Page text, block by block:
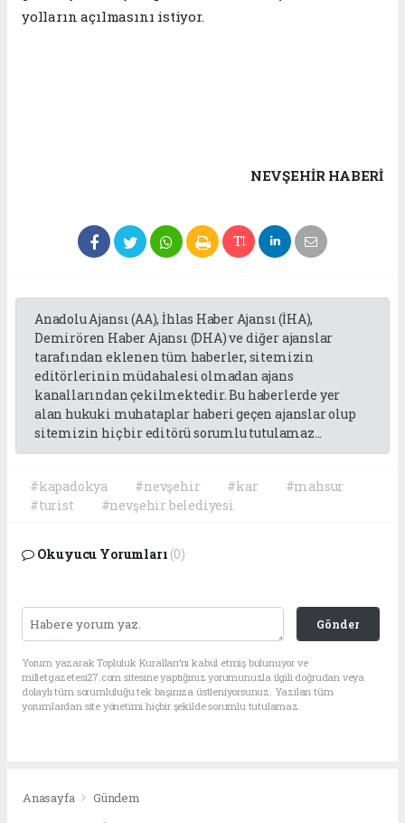
yolların açılmasını istiyor.
NEVŞEHIR HABERİ
Anadolu Ajansı (AA), İhlas Haber Ajansı (İHA),
Demirören Haber Ajansı (DHA) ve diğer ajanslar
tarafından eklenen tüm haberler, sitemizin
editörlerinin müdahalesi olmadan ajans
kanallarından çekilmektedir. Bu haberlerde yer
alan hukuki muhataplar haberi geçen ajanslar olup
sitemizin hiç bir editörü sorumlu tutulamaz...
#kapadokya #nevşehir #kar
#mahsur
#turist
#nevşehir belediyesi
Okuyucu Yorumları (0)
Gönder
Yorum yazarak Topluluk Kuralları’nı kabul etmiş bulunuyor ve
milletgazetesi27.com sitesine yaptığınız yorumunuzla ilgili doğrudan veya
dolaylı tüm sorumluluğu tek başınıza üstleniyorsunuz. Yazılan tüm
yorumlardan site yönetimi hiçbir şekilde sorumlu tutulamaz.
Anasayfa Gündem